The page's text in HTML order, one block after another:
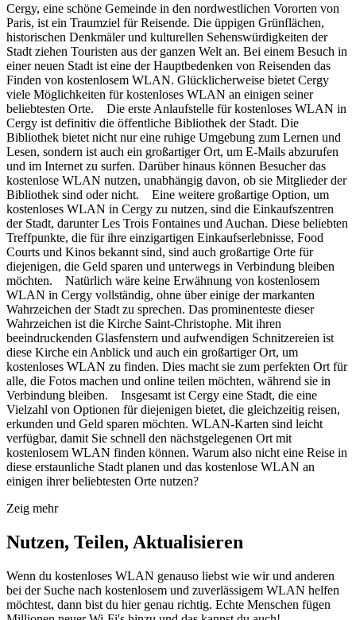
Cergy, eine schöne Gemeinde in den nordwestlichen Vororten von
Paris, ist ein Traumziel für Reisende. Die üppigen Grünflächen,
historischen Denkmäler und kulturellen Sehenswürdigkeiten der
Stadt ziehen Touristen aus der ganzen Welt an. Bei einem Besuch in
einer neuen Stadt ist eine der Hauptbedenken von Reisenden das
Finden von kostenlosem WLAN. Glücklicherweise bietet Cergy
viele Möglichkeiten für kostenloses WLAN an einigen seiner
beliebtesten Orte. Die erste Anlaufstelle für kostenloses WLAN in
Cergy ist definitiv die öffentliche Bibliothek der Stadt. Die
Bibliothek bietet nicht nur eine ruhige Umgebung zum Lernen und
Lesen, sondern ist auch ein großartiger Ort, um E-Mails abzurufen
und im Internet zu surfen. Darüber hinaus können Besucher das
kostenlose WLAN nutzen, unabhängig davon, ob sie Mitglieder der
Bibliothek sind oder nicht. Eine weitere großartige Option, um
kostenloses WLAN in Cergy zu nutzen, sind die Einkaufszentren
der Stadt, darunter Les Trois Fontaines und Auchan. Diese beliebten
Treffpunkte, die für ihre einzigartigen Einkaufserlebnisse, Food
Courts und Kinos bekannt sind, sind auch großartige Orte für
diejenigen, die Geld sparen und unterwegs in Verbindung bleiben
möchten. Natürlich wäre keine Erwähnung von kostenlosem
WLAN in Cergy vollständig, ohne über einige der markanten
Wahrzeichen der Stadt zu sprechen. Das prominenteste dieser
Wahrzeichen ist die Kirche Saint-Christophe. Mit ihren
beeindruckenden Glasfenstern und aufwendigen Schnitzereien ist
diese Kirche ein Anblick und auch ein großartiger Ort, um
kostenloses WLAN zu finden. Dies macht sie zum perfekten Ort für
alle, die Fotos machen und online teilen möchten, während sie in
Verbindung bleiben. Insgesamt ist Cergy eine Stadt, die eine
Vielzahl von Optionen für diejenigen bietet, die gleichzeitig reisen,
erkunden und Geld sparen möchten. WLAN-Karten sind leicht
verfügbar, damit Sie schnell den nächstgelegenen Ort mit
kostenlosem WLAN finden können. Warum also nicht eine Reise in
diese erstaunliche Stadt planen und das kostenlose WLAN an
einigen ihrer beliebtesten Orte nutzen?
Zeig mehr
Nutzen, Teilen, Aktualisieren
Wenn du kostenloses WLAN genauso liebst wie wir und anderen
bei der Suche nach kostenlosem und zuverlässigem WLAN helfen
möchtest, dann bist du hier genau richtig. Echte Menschen fügen